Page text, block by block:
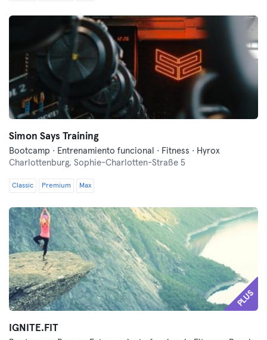
Simon Says Training
Bootcamp · Entrenamiento funcional · Fitness · Hyrox
Charlottenburg, Sophie-Charlotten-Straße 5
Classic Premium Max
PLUS
IGNITE.FIT